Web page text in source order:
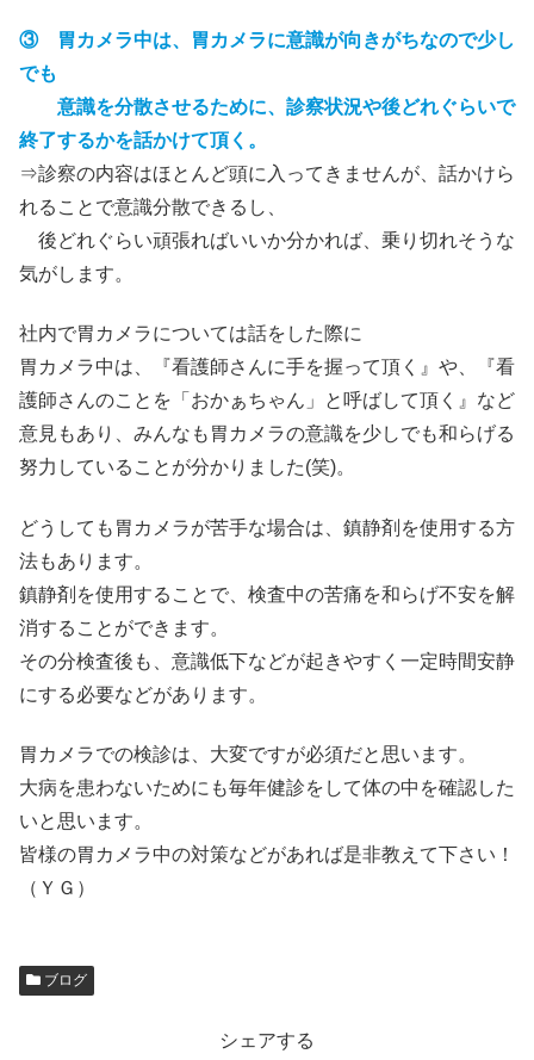
③ 胃カメラ中は、胃カメラに意識が向きがちなので少し
でも
意識を分散させるために、診察状況や後どれぐらいで
終了するかを話かけて頂く。
⇒診察の内容はほとんど頭に入ってきませんが、話かけら
れることで意識分散できるし、
後どれぐらい頑張ればいいか分かれば、乗り切れそうな
気がします。
社内で胃カメラについては話をした際に
胃カメラ中は、『看護師さんに手を握って頂く』や、『看
護師さんのことを「おかぁちゃん」と呼ばして頂く』など
意見もあり、みんなも胃カメラの意識を少しでも和らげる
努力していることが分かりました(笑)。
どうしても胃カメラが苦手な場合は、鎮静剤を使用する方
法もあります。
鎮静剤を使用することで、検査中の苦痛を和らげ不安を解
消することができます。
その分検査後も、意識低下などが起きやすく一定時間安静
にする必要などがあります。
胃カメラでの検診は、大変ですが必須だと思います。
大病を患わないためにも毎年健診をして体の中を確認した
いと思います。
皆様の胃カメラ中の対策などがあれば是非教えて下さい！
（ＹＧ）
ブログ
シェアする